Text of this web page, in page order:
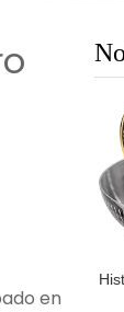
en